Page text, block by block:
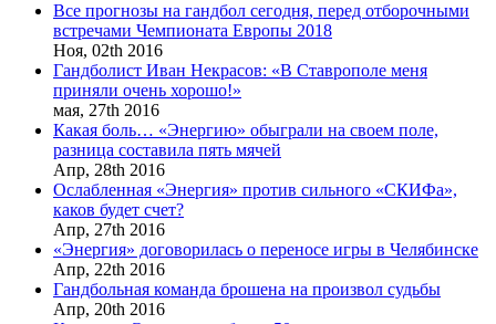
Все прогнозы на гандбол сегодня, перед отборочными
встречами Чемпионата Европы 2018
Ноя, 02th 2016
Гандболист Иван Некрасов: «В Ставрополе меня
приняли очень хорошо!»
мая, 27th 2016
Какая боль… «Энергию» обыграли на своем поле,
разница составила пять мячей
Апр, 28th 2016
Ослабленная «Энергия» против сильного «СКИФа»,
каков будет счет?
Апр, 27th 2016
«Энергия» договорилась о переносе игры в Челябинске
Апр, 22th 2016
Гандбольная команда брошена на произвол судьбы
Апр, 20th 2016